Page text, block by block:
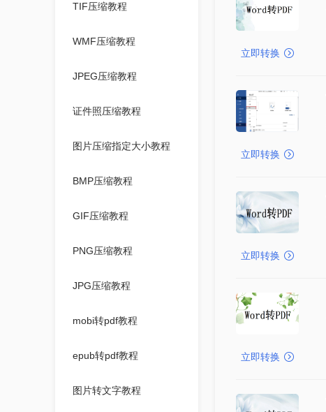
TIF压缩教程
WMF压缩教程
JPEG压缩教程
证件照压缩教程
图片压缩指定大小教程
BMP压缩教程
GIF压缩教程
PNG压缩教程
JPG压缩教程
mobi转pdf教程
epub转pdf教程
图片转文字教程
立即转换
立即转换
立即转换
立即转换